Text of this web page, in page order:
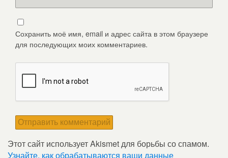
Сохранить моё имя, email и адрес сайта в этом браузере
для последующих моих комментариев.
Этот сайт использует Akismet для борьбы со спамом.
Узнайте, как обрабатываются ваши данные